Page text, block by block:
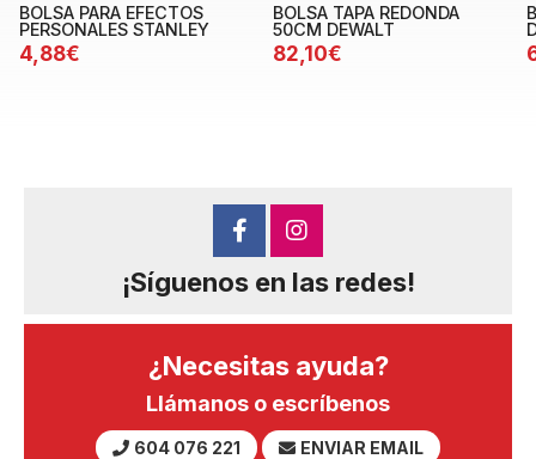
BOLSA PARA EFECTOS
PERSONALES STANLEY
4,88€
BOLSA TAPA REDONDA
50CM DEWALT
82,10€
¡Síguenos en las redes!
¿Necesitas ayuda?
Llámanos o escríbenos
604 076 221
ENVIAR EMAIL